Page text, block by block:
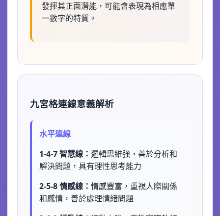
發揮其正面潛能，可能會表現為相應單
一數字的特質。
九宮格連線意義解析
水平連線
1-4-7 智慧線： 邏輯思維強，善於分析和
解決問題，具有理性思考能力
2-5-8 情感線： 情感豐富，重視人際關係
和感情，善於處理情緒問題